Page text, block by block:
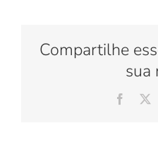
Compartilhe
sua